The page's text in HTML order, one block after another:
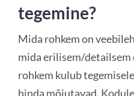
tegemine?
Mida rohkem on
mida erilisem/detailsem
rohkem kulub
hinda mõjutavad.